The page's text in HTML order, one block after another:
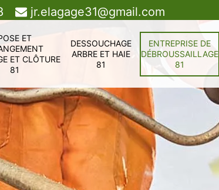
jr.elagage31@gmail.com
ET
ET CLÔTURE
81
DESSOUCHAGE
ARBRE ET HAIE
81
ENTREPRISE DE
DÉBROUSSAILLAGE
81